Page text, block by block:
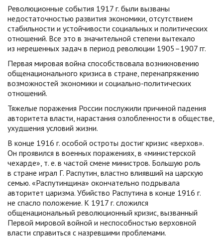
Революционные события 1917 г. были вызваны
недостаточностью развития экономики, отсутствием
стабильности и устойчивости социальных и политических
отношений. Все это в значительной степени вытекало
из нерешенных задач в период революции 1905–1907 гг.
Первая мировая война способствовала возникновению
общенационального кризиса в стране, перенапряжению
возможностей экономики и социально-политических
отношений.
Тяжелые поражения России послужили причиной падения
авторитета власти, нарастания озлобленности в обществе,
ухудшения условий жизни.
В конце 1916 г. особой остроты достиг кризис «верхов».
Он проявился в военных поражениях, в «министерской
чехарде», т. е. в частой смене министров. Большую роль
в стране играл Г. Распутин, властно влиявший на царскую
семью. «Распутинщина» окончательно подрывала
авторитет царизма. Убийство Распутина в конце 1916 г.
не спасло положение. К 1917 г. сложился
общенациональный революционный кризис, вызванный
Первой мировой войной и неспособностью верховной
власти справиться с назревшими проблемами.